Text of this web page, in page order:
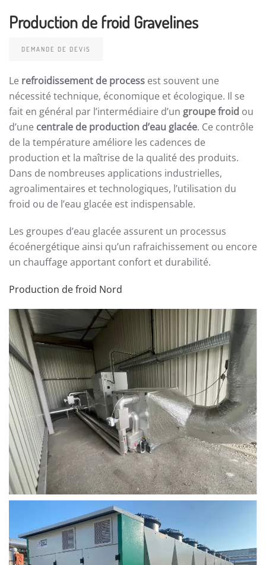
Production de froid Gravelines
DEMANDE DE DEVIS
Le refroidissement de process est souvent une
nécessité technique, économique et écologique. Il se
fait en général par l’intermédiaire d’un groupe froid ou
d’une centrale de production d’eau glacée. Ce contrôle
de la température améliore les cadences de
production et la maîtrise de la qualité des produits.
Dans de nombreuses applications industrielles,
agroalimentaires et technologiques, l’utilisation du
froid ou de l’eau glacée est indispensable.
Les groupes d’eau glacée assurent un processus
écoénergétique ainsi qu’un rafraichissement ou encore
un chauffage apportant confort et durabilité.
Production de froid Nord